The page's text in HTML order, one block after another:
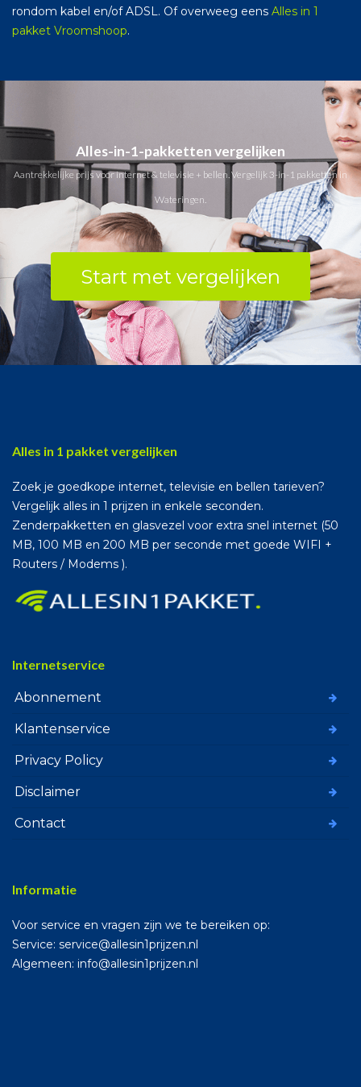
rondom kabel en/of ADSL. Of overweeg eens Alles in 1
pakket Vroomshoop.
Alles-in-1-pakketten vergelijken
Aantrekkelijke prijs voor internet & televisie + bellen. Vergelijk 3-in-1 pakketten in
Wateringen.
Start met vergelijken
Alles in 1 pakket vergelijken
Zoek je goedkope internet, televisie en bellen tarieven?
Vergelijk alles in 1 prijzen in enkele seconden.
Zenderpakketten en glasvezel voor extra snel internet (50
MB, 100 MB en 200 MB per seconde met goede WIFI +
Routers / Modems ).
Internetservice
Abonnement
Klantenservice
Privacy Policy
Disclaimer
Contact
Informatie
Voor service en vragen zijn we te bereiken op:
Service: service@allesin1prijzen.nl
Algemeen: info@allesin1prijzen.nl